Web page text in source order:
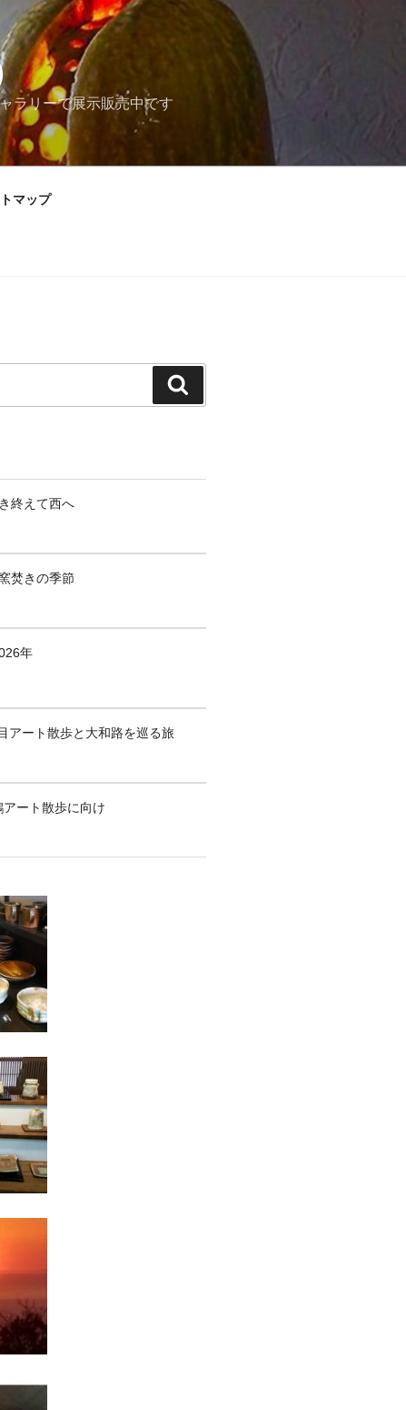
ラリーで展示販売中です
マップ
索
終えて西へ
焚きの季節
年
アート散歩と大和路を巡る旅
ート散歩に向け